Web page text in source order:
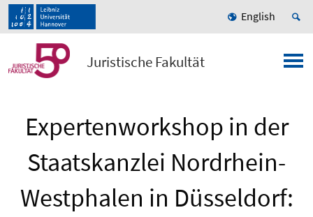
English
Juristische Fakultät
Expertenworkshop in der
Staatskanzlei Nordrhein-
Westphalen in Düsseldorf: